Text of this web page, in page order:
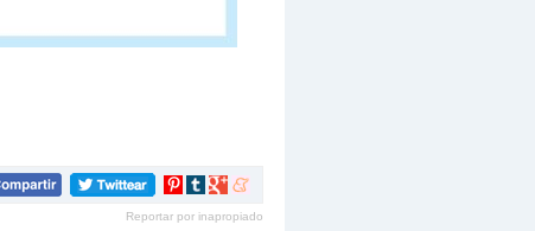
Compartir
Pinterest
Compartir
tumblr
Compartir
Google+
Compartir
meneame
Reportar por inapropiado